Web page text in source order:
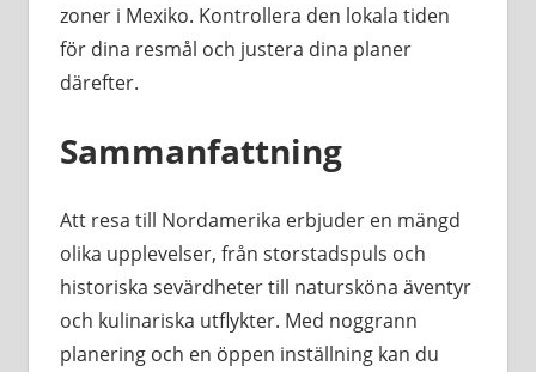
zoner i Mexiko. Kontrollera den lokala tiden
för dina resmål och justera dina planer
därefter.
Sammanfattning
Att resa till Nordamerika erbjuder en mängd
olika upplevelser, från storstadspuls och
historiska sevärdheter till natursköna äventyr
och kulinariska utflykter. Med noggrann
planering och en öppen inställning kan du